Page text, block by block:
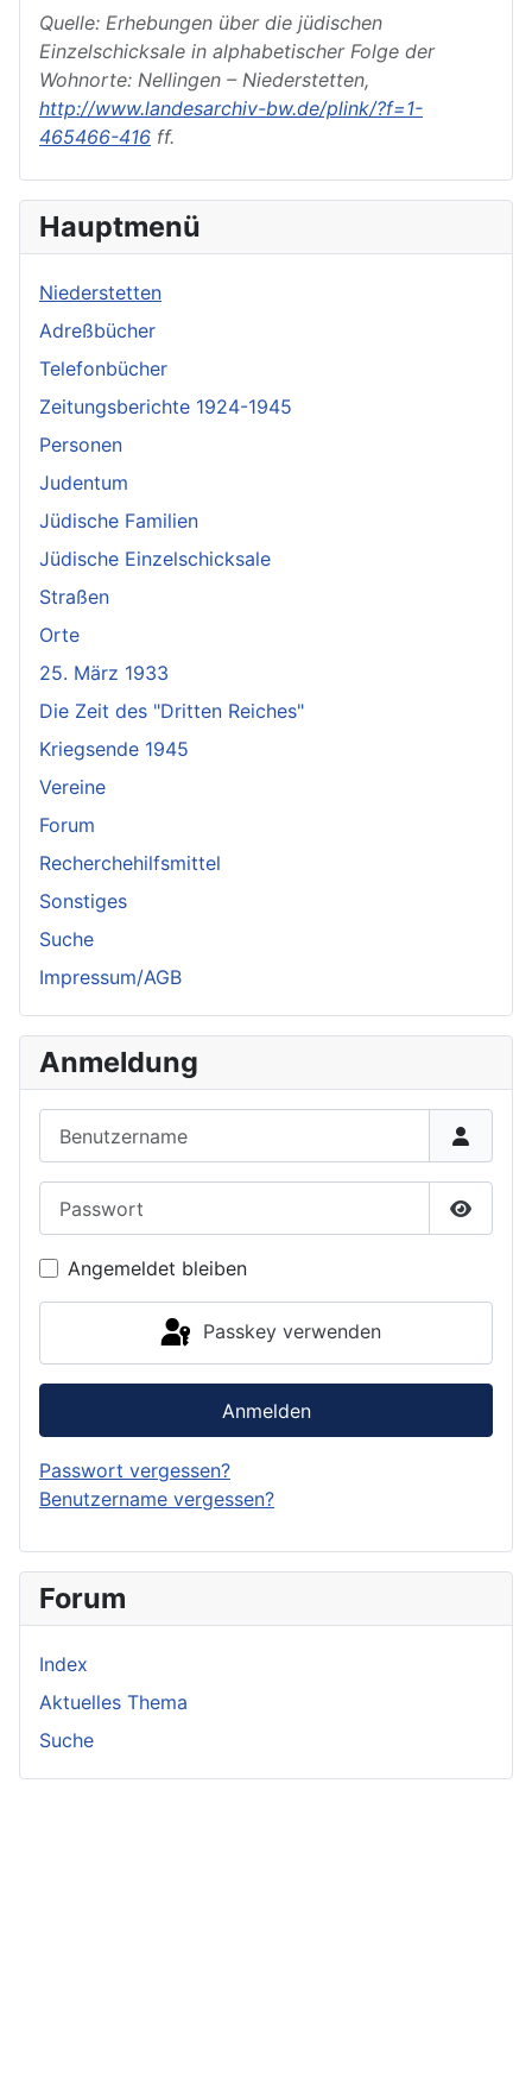
Quelle: Erhebungen über die jüdischen
Einzelschicksale in alphabetischer Folge der
Wohnorte: Nellingen – Niederstetten,
http://www.landesarchiv-bw.de/plink/?f=1-
465466-416 ff.
Hauptmenü
Niederstetten
Adreßbücher
Telefonbücher
Zeitungsberichte 1924-1945
Personen
Judentum
Jüdische Familien
Jüdische Einzelschicksale
Straßen
Orte
25. März 1933
Die Zeit des "Dritten Reiches"
Kriegsende 1945
Vereine
Forum
Recherchehilfsmittel
Sonstiges
Suche
Impressum/AGB
Anmeldung
Angemeldet bleiben
Passkey verwenden
Anmelden
Passwort vergessen?
Benutzername vergessen?
Forum
Index
Aktuelles Thema
Suche